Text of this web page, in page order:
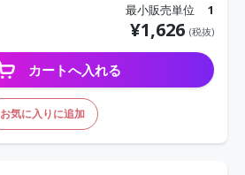
最小販売単位 1
¥1,626 (税抜)
カートへ入れる
お気に入りに追加